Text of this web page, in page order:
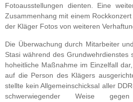
Fotoausstellungen dienten. Eine
Zusammenhang mit einem
der Kläger Fotos von weiteren
Die Überwachung durch Mitarbeiter
Stasi während des Grundwehrdienstes
hoheitliche Maßnahme im Einzelfall
auf die Person des Klägers
stellte kein Allgemeinschicksal aller
schwerwiegender Weise